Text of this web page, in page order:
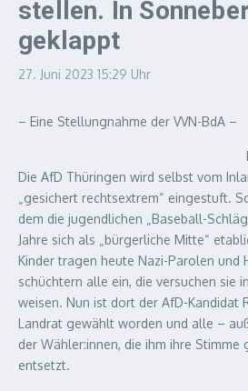
stellen. In
geklappt
27. Juni 2023 15:29 Uhr
– Eine Stellungnahme der VVN-BdA –
Die AfD Thüringen wird selbst vom
„gesichert rechtsextrem“ eingestuft.
dem die jugendlichen „Baseball-
Jahre sich als „bürgerliche Mitte“
Kinder tragen heute Nazi-Parolen und
schüchtern alle ein, die versuchen sie
weisen. Nun ist dort der AfD-Kandidat
Landrat gewählt worden und alle –
der Wähler:innen, die ihm ihre Stimme
entsetzt.